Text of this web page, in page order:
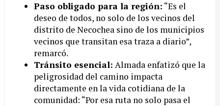
Paso obligado para la región: “Es el
deseo de todos, no solo de los vecinos del
distrito de Necochea sino de los municipios
vecinos que transitan esa traza a diario”,
remarcó.
Tránsito esencial: Almada enfatizó que la
peligrosidad del camino impacta
directamente en la vida cotidiana de la
comunidad: “Por esa ruta no solo pasa el